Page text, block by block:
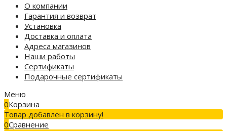
О компании
Гарантия и возврат
Установка
Доставка и оплата
Адреса магазинов
Наши работы
Сертификаты
Подарочные сертификаты
Меню
0Корзина
Товар добавлен в корзину!
0Сравнение